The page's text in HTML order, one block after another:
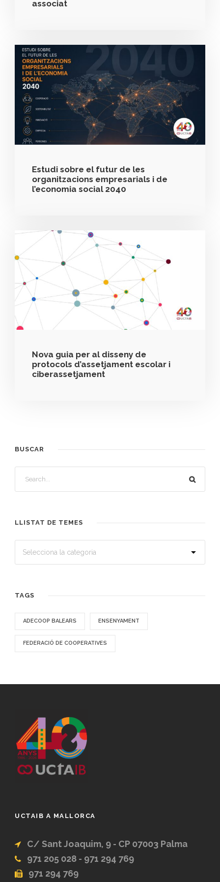
associat
Estudi sobre el futur de les
organitzacions empresarials i de
l’economia social 2040
Nova guia per al disseny de
protocols d’assetjament escolar i
ciberassetjament
BUSCAR
LLISTAT DE TEMES
TAGS
ADECOOP BALEARS ENSENYAMENT
FEDERACIÓ DE COOPERATIVES
UCTAIB A MALLORCA
C/ Sant Joaquim, 9 - CP 07003 Palma
971 205 028 - 971 294 769
971 294 769